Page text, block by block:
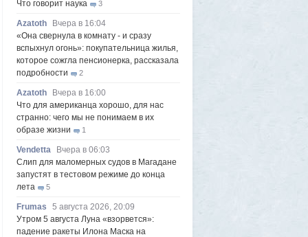
Что говорит наука
3
Azatoth
Вчера в 16:04
«Она свернула в комнату - и сразу
вспыхнул огонь»: покупательница жилья,
которое сожгла пенсионерка, рассказала
подробности
2
Azatoth
Вчера в 16:00
Что для американца хорошо, для нас
странно: чего мы не понимаем в их
образе жизни
1
Vendetta
Вчера в 06:03
Слип для маломерных судов в Магадане
запустят в тестовом режиме до конца
лета
5
Frumas
5 августа 2026, 20:09
Утром 5 августа Луна «взорвется»:
падение ракеты Илона Маска на